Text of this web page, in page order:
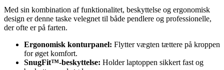
Med sin kombination af funktionalitet, beskyttelse og ergonomisk
design er denne taske velegnet til både pendlere og professionelle,
der ofte er på farten.
Ergonomisk konturpanel: Flytter vægten tættere på kroppen
for øget komfort.
SnugFit™-beskyttelse: Holder laptoppen sikkert fast og